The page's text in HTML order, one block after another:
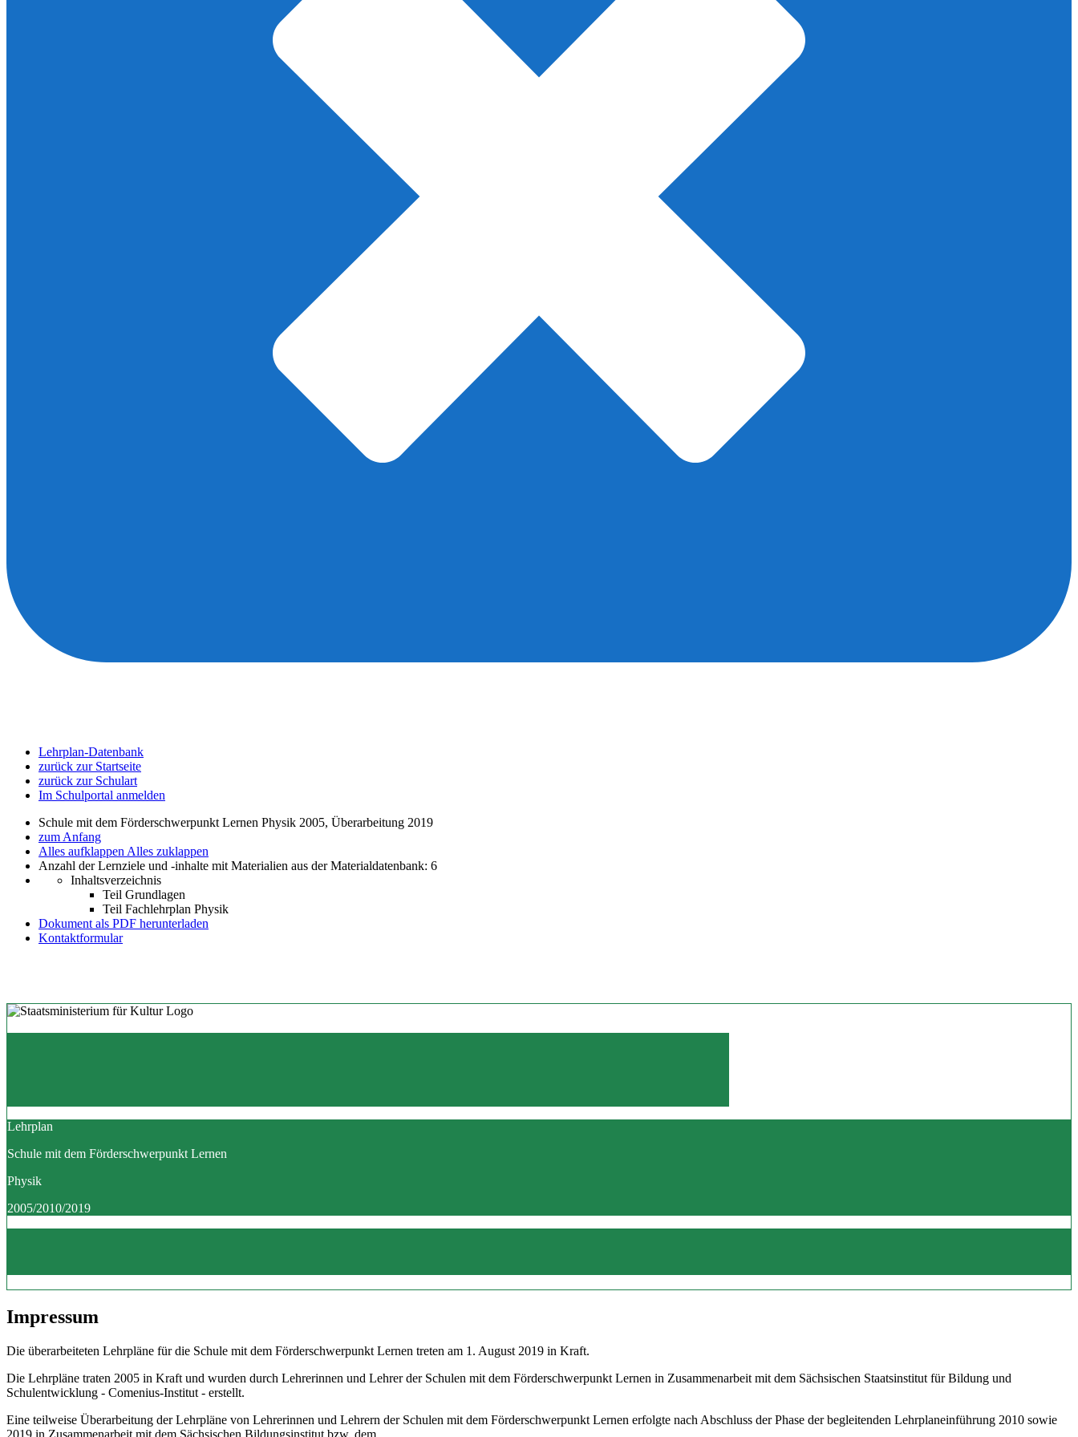
Lehrplan-Datenbank
zurück zur Startseite
zurück zur Schulart
Im Schulportal anmelden
Schule mit dem Förderschwerpunkt Lernen Physik 2005, Überarbeitung 2019
zum Anfang
Alles aufklappen Alles zuklappen
Anzahl der Lernziele und -inhalte mit Materialien aus der Materialdatenbank: 6
Inhaltsverzeichnis
Teil Grundlagen
Teil Fachlehrplan Physik
Dokument als PDF herunterladen
Kontaktformular
Lehrplan
Schule mit dem Förderschwerpunkt Lernen
Physik
2005/2010/2019
Impressum
Die überarbeiteten Lehrpläne für die Schule mit dem Förderschwerpunkt Lernen treten am 1. August 2019 in Kraft.
Die Lehrpläne traten 2005 in Kraft und wurden durch Lehrerinnen und Lehrer der Schulen mit dem Förderschwerpunkt Lernen in Zusammenarbeit mit dem Sächsischen Staatsinstitut für Bildung und
Schulentwicklung - Comenius-Institut - erstellt.
Eine teilweise Überarbeitung der Lehrpläne von Lehrerinnen und Lehrern der Schulen mit dem Förderschwerpunkt Lernen erfolgte nach Abschluss der Phase der begleitenden Lehrplaneinführung 2010 sowie
2019 in Zusammenarbeit mit dem Sächsischen Bildungsinstitut bzw. dem